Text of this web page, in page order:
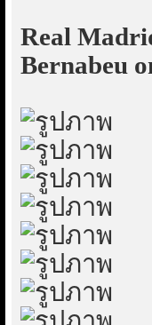
Real
Bernabeu